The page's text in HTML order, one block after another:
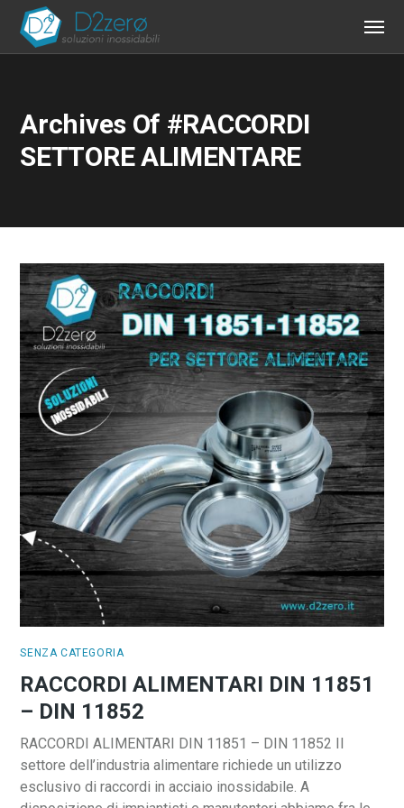
Archives Of #RACCORDI
SETTORE ALIMENTARE
SENZA CATEGORIA
RACCORDI ALIMENTARI DIN 11851
– DIN 11852
RACCORDI ALIMENTARI DIN 11851 – DIN 11852 Il
settore dell’industria alimentare richiede un utilizzo
esclusivo di raccordi in acciaio inossidabile. A